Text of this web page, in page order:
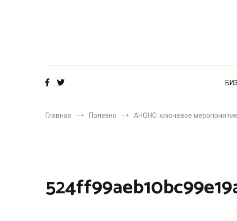
Главная Полезно АНОНС: ключевое